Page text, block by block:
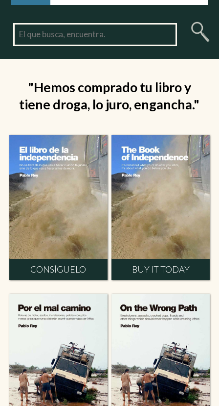
"Hemos comprado tu libro y
tiene droga, lo juro, engancha."
CONSÍGUELO BUY IT TODAY